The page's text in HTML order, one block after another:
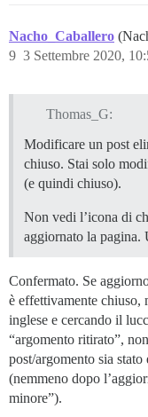
Nacho_Caballero
3 Settembre 2020,
9
Thomas_G:
Modificare un post
chiuso. Stai solo
(e quindi chiuso).
Non vedi l’icona di
aggiornato la pagina.
Confermato. Se
è effettivamente chiuso,
inglese e cercando il
“argomento ritirato”,
post/argomento sia
(nemmeno dopo
minore”).